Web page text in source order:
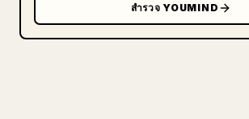
สำรวจ YOUMIND